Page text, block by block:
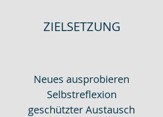
ZIELSETZUNG
Neues ausprobieren
Selbstreflexion
geschützter Austausch